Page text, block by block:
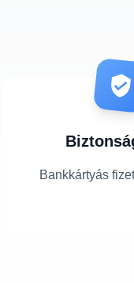
Bankkártyás